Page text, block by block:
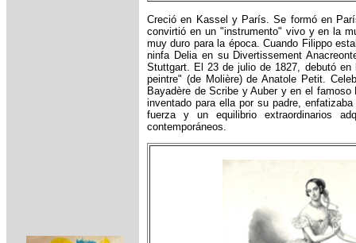
Creció en Kassel y París. Se formó en
convirtió en un "instrumento" vivo y en la
muy duro para la época. Cuando Filippo
ninfa Delia en su Divertissement
Stuttgart. El 23 de julio de 1827, debutó
peintre" (de Molière) de Anatole Petit.
Bayadère de Scribe y Auber y en el
inventado para ella por su padre,
fuerza y un equilibrio extraordinarios
contemporáneos.